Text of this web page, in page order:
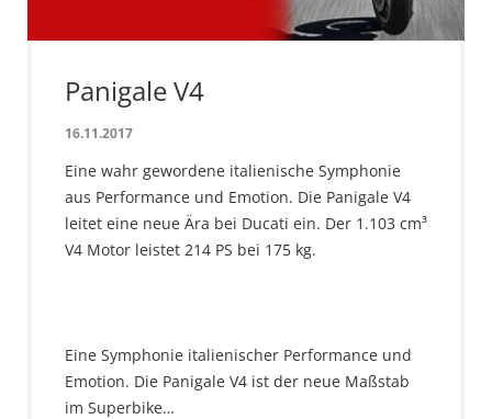
Panigale V4
16.11.2017
Eine wahr gewordene italienische Symphonie
aus Performance und Emotion. Die Panigale V4
leitet eine neue Ära bei Ducati ein. Der 1.103 cm³
V4 Motor leistet 214 PS bei 175 kg.
Eine Symphonie italienischer Performance und
Emotion. Die Panigale V4 ist der neue Maßstab
im Superbike…